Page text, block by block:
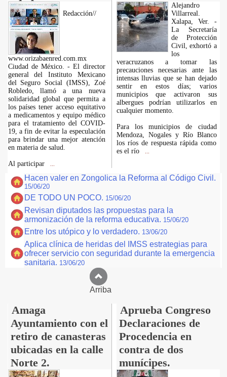
Redacción//
www.orizabaenred.com.mx
Ciudad de México. - El director
general del Instituto Mexicano
del Seguro Social (IMSS), Zoé
Robledo, llamó a una nueva
solidaridad global que permita a
los países tener acceso equitativo
a medicamentos y equipo médico
para el tratamiento del COVID-
19, a fin de evitar la especulación
para brindar una mejor atención
en materia de salud.
Al participar
Alejandro
Villarreal.
Xalapa, Ver. -
La Secretaría
de Protección
Civil, exhortó a
los
veracruzanos a tomar las
precauciones necesarias ante las
intensas lluvias que se han dejado
sentir en estos días; varios
municipios que activaron sus
albergues podrían utilizarlos en
cualquier momento.
Para los municipios de ciudad
Mendoza, Nogales y Río Blanco
los ríos de respuesta rápida como
es el río
Hacen valer en Zongolica la Reforma al Código Civil.
15/06/20
DE TODO UN POCO. 15/06/20
Revisan diputados las propuestas para la
armonización de la reforma educativa. 15/06/20
Entre los utópico y lo verdadero. 13/06/20
Aplica clínica de heridas del IMSS estrategias para
ofrecer servicio con seguridad durante la emergencia
sanitaria. 13/06/20
Arriba
Amaga
Ayuntamiento con el
retiro de canasteras
ubicadas en la calle
Norte 2.
Aprueba Congreso
Declaraciones de
Procedencia en
contra de dos
munícipes.